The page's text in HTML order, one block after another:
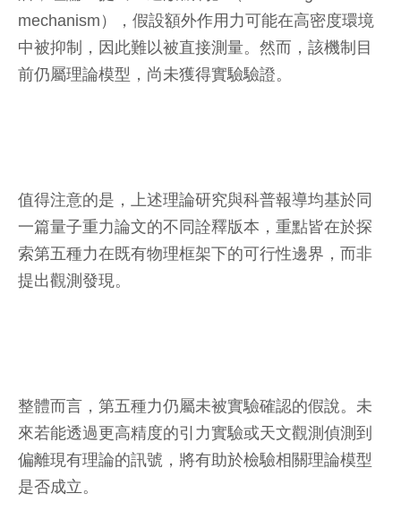
mechanism），假設額外作用力可能在高密度環境
中被抑制，因此難以被直接測量。然而，該機制目
前仍屬理論模型，尚未獲得實驗驗證。
值得注意的是，上述理論研究與科普報導均基於同
一篇量子重力論文的不同詮釋版本，重點皆在於探
索第五種力在既有物理框架下的可行性邊界，而非
提出觀測發現。
整體而言，第五種力仍屬未被實驗確認的假說。未
來若能透過更高精度的引力實驗或天文觀測偵測到
偏離現有理論的訊號，將有助於檢驗相關理論模型
是否成立。